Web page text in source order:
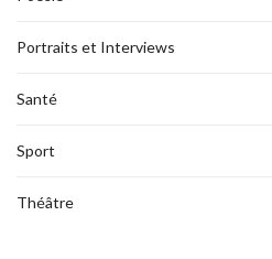
Portraits et Interviews
Santé
Sport
Théâtre